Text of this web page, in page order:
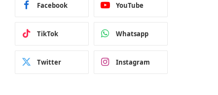
Facebook YouTube
TikTok Whatsapp
Twitter Instagram